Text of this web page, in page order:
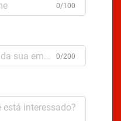
0/100
0/200